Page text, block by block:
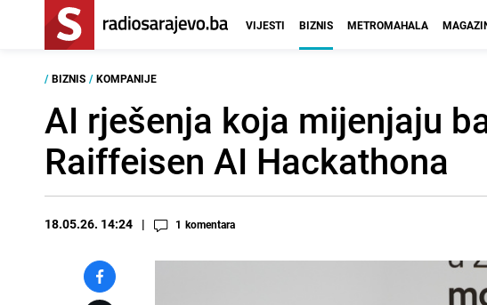
VIJESTI BIZNIS METROMAHALA
/ BIZNIS / KOMPANIJE
AI rješenja koja mijenjaju
Raiffeisen AI Hackathona
18.05.26. 14:24 1 komentara